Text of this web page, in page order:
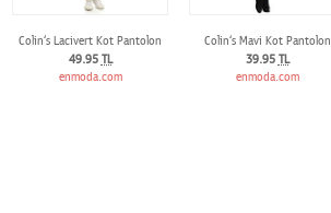
Colin‘s Lacivert Kot Pantolon
49.95 TL
enmoda.com
Colin‘s Mavi Kot Pantolon
39.95 TL
enmoda.com